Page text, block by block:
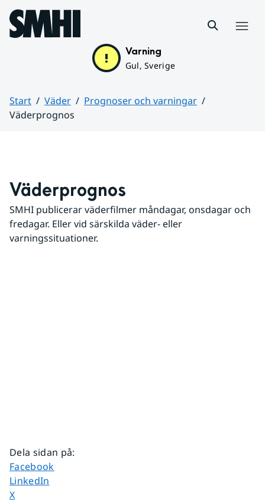
Hoppa till sidans innehåll
Varning
Gul, Sverige
Start Väder
Prognoser och varningar
Väderprognos
Väderprognos
SMHI publicerar väderfilmer måndagar, onsdagar och
fredagar. Eller vid särskilda väder- eller
varningssituationer.
Dela sidan på:
Dela sidan på
Facebook
Dela sidan på
LinkedIn
Dela sidan på
X